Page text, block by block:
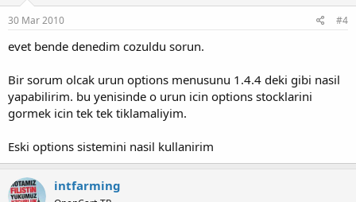
30 Mar 2010 #4
evet bende denedim cozuldu sorun.
Bir sorum olcak urun options menusunu 1.4.4 deki gibi nasil
yapabilirim. bu yenisinde o urun icin options stocklarini
gormek icin tek tek tiklamaliyim.
Eski options sistemini nasil kullanirim
intfarming